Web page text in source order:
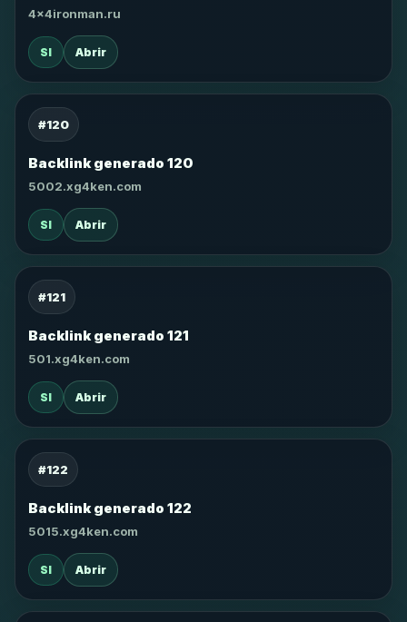
4x4ironman.ru
SI Abrir
#120
Backlink generado 120
5002.xg4ken.com
SI Abrir
#121
Backlink generado 121
501.xg4ken.com
SI Abrir
#122
Backlink generado 122
5015.xg4ken.com
SI Abrir